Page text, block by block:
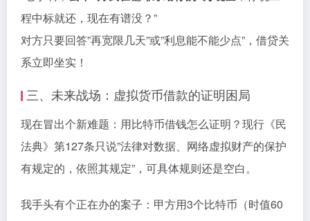
程中标就还，现在有谱没？”
对方只要回答”再宽限几天”或”利息能不能少点”，借贷关
系立即坐实！
三、未来战场：虚拟货币借款的证明困局
现在冒出个新难题：用比特币借钱怎么证明？现行《民
法典》第127条只说”法律对数据、网络虚拟财产的保护
有规定的，依照其规定”，可具体规则还是空白。
我手头有个正在办的案子：甲方用3个比特币（时值60